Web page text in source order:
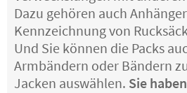
Dazu gehören auch
Kennzeichnung von
Und Sie können die Packs
Armbändern oder Bändern
Jacken auswählen. Sie